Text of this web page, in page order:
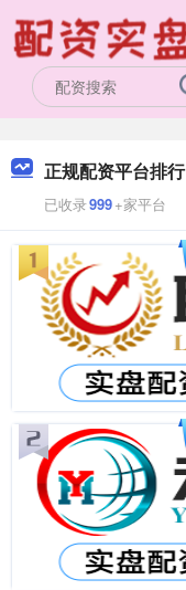
正规配资平台排行
已收录999+家平台